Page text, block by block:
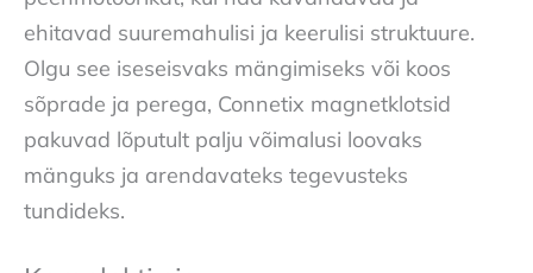
ehitavad suuremahulisi ja keerulisi struktuure.
Olgu see iseseisvaks mängimiseks või koos
sõprade ja perega, Connetix magnetklotsid
pakuvad lõputult palju võimalusi loovaks
mänguks ja arendavateks tegevusteks
tundideks.